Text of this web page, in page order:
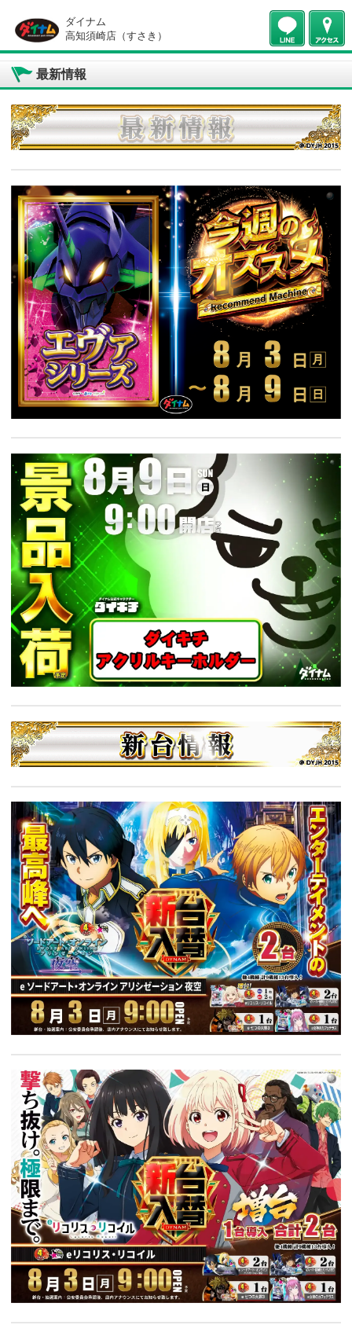
ダイナム
高知須崎店（すさき）
最新情報